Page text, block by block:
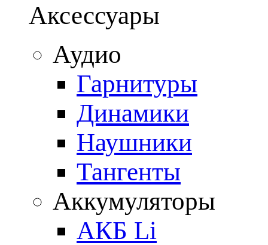
Аксессуары
Аудио
Гарнитуры
Динамики
Наушники
Тангенты
Аккумуляторы
АКБ Li